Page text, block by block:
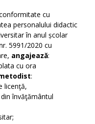
cu
personalului didactic
în anul școlar
5991/2020 cu
angajează:
cu ora
:
licenţă,
învăţământul